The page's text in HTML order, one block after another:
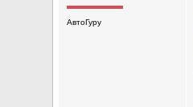
АвтоГуру